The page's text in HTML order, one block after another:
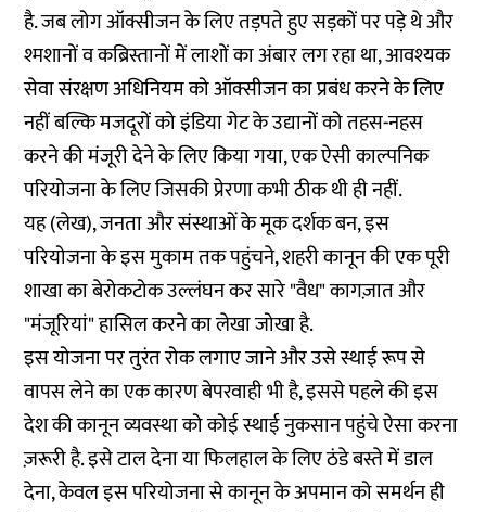
है. जब लोग ऑक्सीजन के लिए तड़पते हुए सड़कों पर पड़े थे और
श्मशानों व कब्रिस्तानों में लाशों का अंबार लग रहा था, आवश्यक
सेवा संरक्षण अधिनियम को ऑक्सीजन का प्रबंध करने के लिए
नहीं बल्कि मजदूरों को इंडिया गेट के उद्यानों को तहस-नहस
करने की मंजूरी देने के लिए किया गया, एक ऐसी काल्पनिक
परियोजना के लिए जिसकी प्रेरणा कभी ठीक थी ही नहीं.
यह (लेख), जनता और संस्थाओं के मूक दर्शक बन, इस
परियोजना के इस मुकाम तक पहुंचने, शहरी कानून की एक पूरी
शाखा का बेरोकटोक उल्लंघन कर सारे "वैध" कागज़ात और
"मंजूरियां" हासिल करने का लेखा जोखा है.
इस योजना पर तुरंत रोक लगाए जाने और उसे स्थाई रूप से
वापस लेने का एक कारण बेपरवाही भी है, इससे पहले की इस
देश की कानून व्यवस्था को कोई स्थाई नुकसान पहुंचे ऐसा करना
ज़रूरी है. इसे टाल देना या फिलहाल के लिए ठंडे बस्ते में डाल
देना, केवल इस परियोजना से कानून के अपमान को समर्थन ही